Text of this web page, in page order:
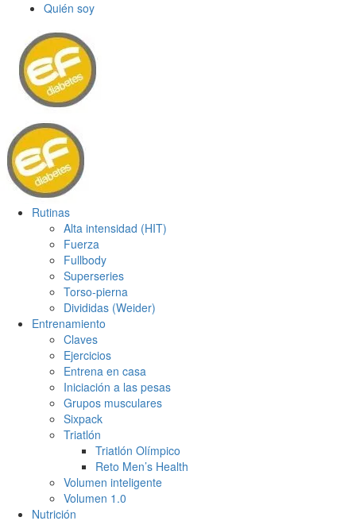
Quién soy
Rutinas
Alta intensidad (HIT)
Fuerza
Fullbody
Superseries
Torso-pierna
Divididas (Weider)
Entrenamiento
Claves
Ejercicios
Entrena en casa
Iniciación a las pesas
Grupos musculares
Sixpack
Triatlón
Triatlón Olímpico
Reto Men’s Health
Volumen inteligente
Volumen 1.0
Nutrición